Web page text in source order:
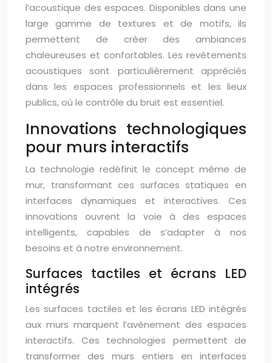
l’acoustique des espaces. Disponibles dans une
large gamme de textures et de motifs, ils
permettent de créer des ambiances
chaleureuses et confortables. Les revêtements
acoustiques sont particulièrement appréciés
dans les espaces professionnels et les lieux
publics, où le contrôle du bruit est essentiel.
Innovations technologiques
pour murs interactifs
La technologie redéfinit le concept même de
mur, transformant ces surfaces statiques en
interfaces dynamiques et interactives. Ces
innovations ouvrent la voie à des espaces
intelligents, capables de s’adapter à nos
besoins et à notre environnement.
Surfaces tactiles et écrans LED
intégrés
Les surfaces tactiles et les écrans LED intégrés
aux murs marquent l’avènement des espaces
interactifs. Ces technologies permettent de
transformer des murs entiers en interfaces